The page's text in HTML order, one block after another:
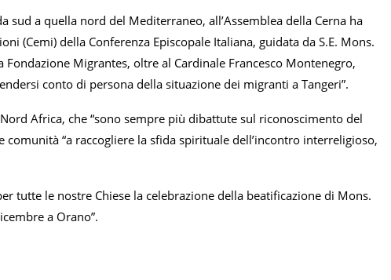
a quella nord del Mediterraneo, all’Assemblea della Cerna ha
(Cemi) della Conferenza Episcopale Italiana, guidata da S.E. Mons.
Migrantes, oltre al Cardinale Francesco Montenegro,
conto di persona della situazione dei migranti a Tangeri”.
Africa, che “sono sempre più dibattute sul riconoscimento del
“a raccogliere la sfida spirituale dell’incontro interreligioso,
tutte le nostre Chiese la celebrazione della beatificazione di Mons.
a Orano”.